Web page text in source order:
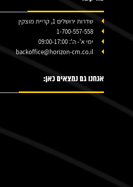
שדרות ירושלים 1, קריית מוצקין
1-700-557-558
ימי א'- ה': 09:00-17:00
backoffice@horizon-cm.co.il
אנחנו גם נמצאים כאן: